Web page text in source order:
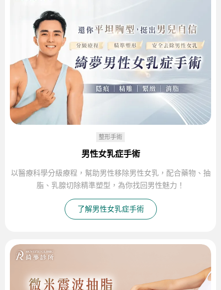
整形手術
男性女乳症手術
以醫療科學分級療程，幫助男性移除男性女乳，配合藥物、抽
脂、乳腺切除精準塑型，為你找回男性魅力！
了解男性女乳症手術